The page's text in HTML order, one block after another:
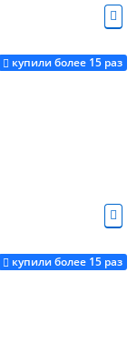
купили более 15 раз
купили более 15 раз